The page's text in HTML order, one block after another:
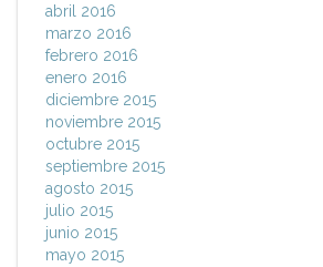
abril 2016
marzo 2016
febrero 2016
enero 2016
diciembre 2015
noviembre 2015
octubre 2015
septiembre 2015
agosto 2015
julio 2015
junio 2015
mayo 2015